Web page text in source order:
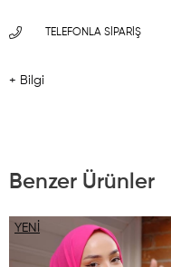
TELEFONLA SIPARIŞ
+ Bilgi
Benzer Ürünler
YENI